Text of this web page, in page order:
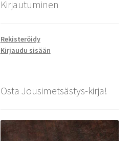
Kirjautuminen
Rekisteröidy
Kirjaudu sisään
Osta Jousimetsästys-kirja!